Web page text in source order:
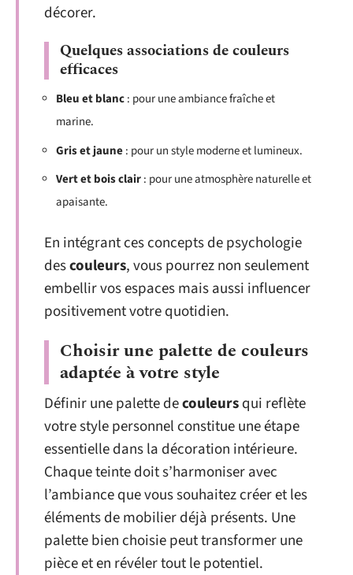
décorer.
Quelques associations de couleurs
efficaces
Bleu et blanc: pour une ambiance fraîche et
marine.
Gris et jaune: pour un style moderne et lumineux.
Vert et bois clair: pour une atmosphère naturelle et
apaisante.
En intégrant ces concepts de psychologie
descouleurs, vous pourrez non seulement
embellir vos espaces mais aussi influencer
positivement votre quotidien.
Choisir une palette de couleurs
adaptée à votre style
Définir une palette decouleursqui reflète
votre style personnel constitue une étape
essentielle dans la décoration intérieure.
Chaque teinte doit s’harmoniser avec
l’ambiance que vous souhaitez créer et les
éléments de mobilier déjà présents. Une
palette bien choisie peut transformer une
pièce et en révéler tout le potentiel.